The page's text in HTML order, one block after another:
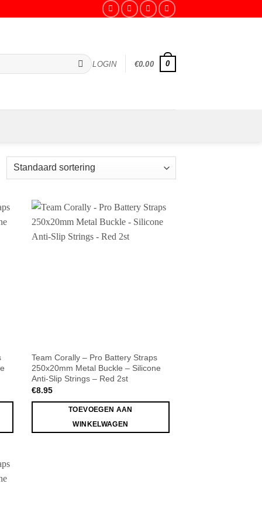
LOGIN €0.00 0
Team Corally – Pro Battery Straps
250x20mm Metal Buckle – Silicone
Anti-Slip Strings – Red 2st
€8.95
TOEVOEGEN AAN
WINKELWAGEN